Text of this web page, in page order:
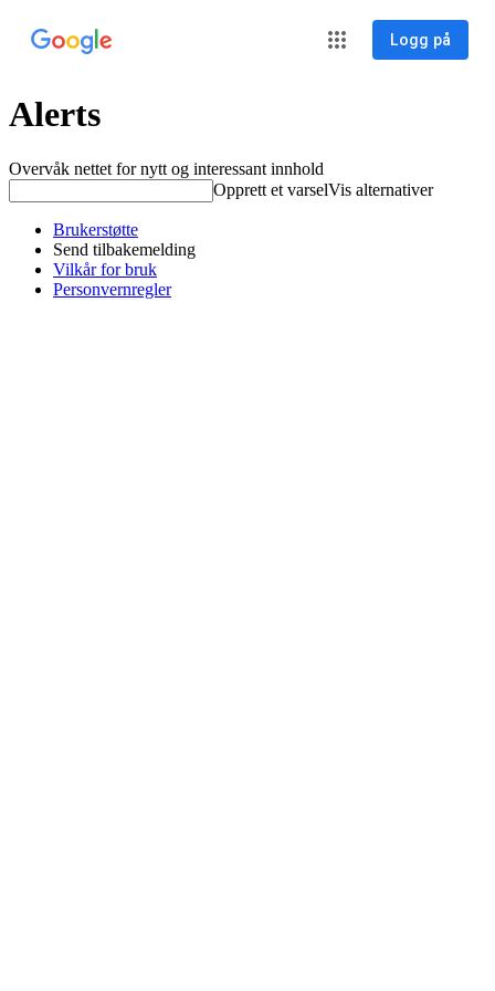
Logg på
Alerts
Overvåk nettet for nytt og interessant innhold
Opprett et varselVis alternativer
Brukerstøtte
Send tilbakemelding
Vilkår for bruk
Personvernregler